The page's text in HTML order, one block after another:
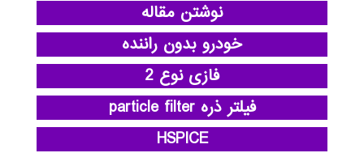
نوشتن مقاله
خودرو بدون راننده
فازی نوع 2
فیلتر ذره particle filter
HSPICE